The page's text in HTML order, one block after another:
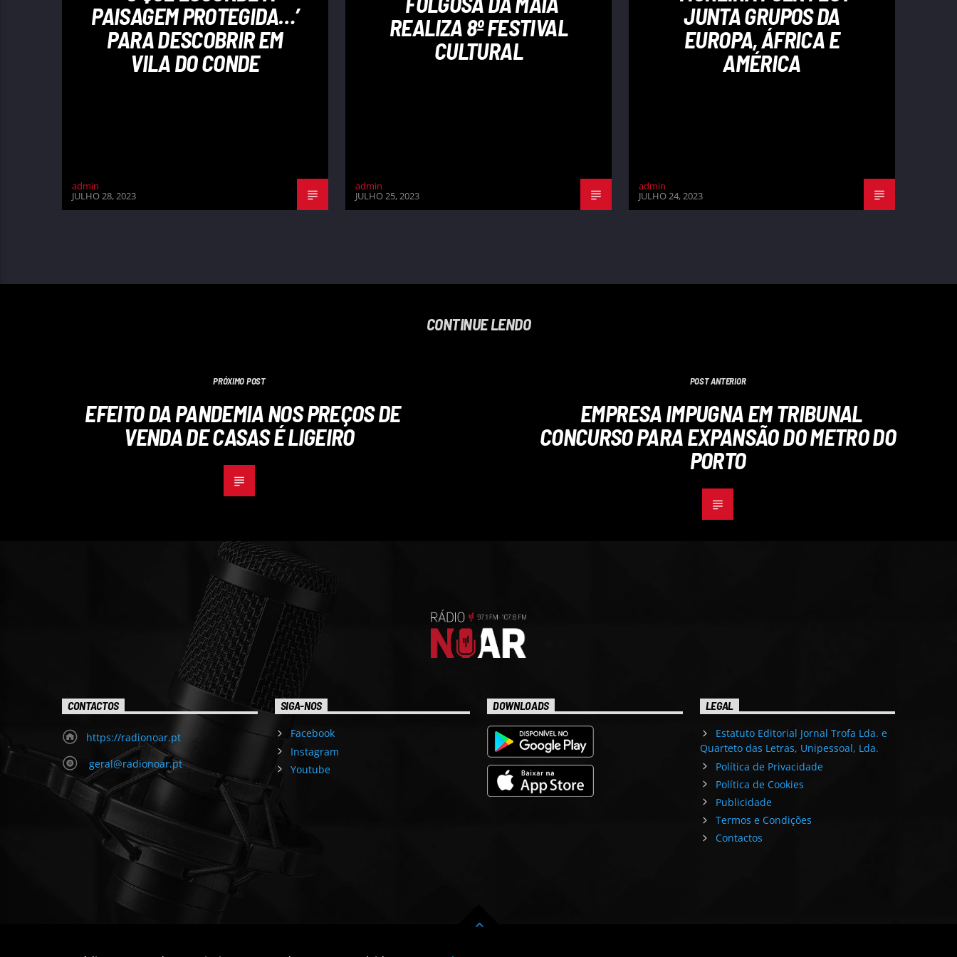
PAISAGEM PROTEGIDA…’
PARA DESCOBRIR EM
VILA DO CONDE
admin
JULHO 28, 2023
REALIZA 8º FESTIVAL
CULTURAL
admin
JULHO 25, 2023
JUNTA GRUPOS DA
EUROPA, ÁFRICA E
AMÉRICA
admin
JULHO 24, 2023
CONTINUE LENDO
PRÓXIMO POST
EFEITO DA PANDEMIA NOS PREÇOS DE
VENDA DE CASAS É LIGEIRO
POST ANTERIOR
EMPRESA IMPUGNA EM TRIBUNAL
CONCURSO PARA EXPANSÃO DO METRO DO
PORTO
CONTACTOS
https://radionoar.pt
geral@radionoar.pt
SIGA-NOS
Facebook
Instagram
Youtube
DOWNLOADS LEGAL
Estatuto Editorial Jornal Trofa Lda. e
Quarteto das Letras, Unipessoal, Lda.
Política de Privacidade
Política de Cookies
Publicidade
Termos e Condições
Contactos